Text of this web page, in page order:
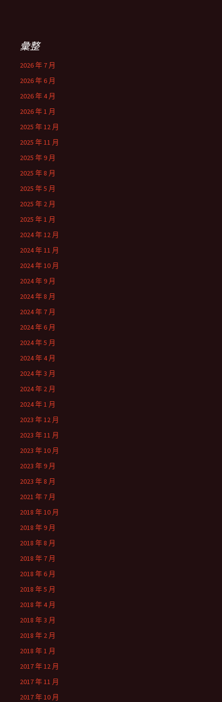
彙整
2026 年 7 月
2026 年 6 月
2026 年 4 月
2026 年 1 月
2025 年 12 月
2025 年 11 月
2025 年 9 月
2025 年 8 月
2025 年 5 月
2025 年 2 月
2025 年 1 月
2024 年 12 月
2024 年 11 月
2024 年 10 月
2024 年 9 月
2024 年 8 月
2024 年 7 月
2024 年 6 月
2024 年 5 月
2024 年 4 月
2024 年 3 月
2024 年 2 月
2024 年 1 月
2023 年 12 月
2023 年 11 月
2023 年 10 月
2023 年 9 月
2023 年 8 月
2021 年 7 月
2018 年 10 月
2018 年 9 月
2018 年 8 月
2018 年 7 月
2018 年 6 月
2018 年 5 月
2018 年 4 月
2018 年 3 月
2018 年 2 月
2018 年 1 月
2017 年 12 月
2017 年 11 月
2017 年 10 月